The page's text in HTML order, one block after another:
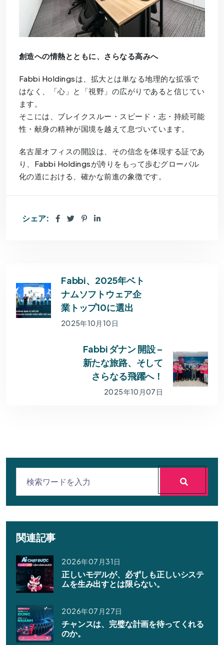
創造への情熱とともに、さらなる高みへ
Fabbi Holdingsは、拡大とは単なる地理的な拡張で
はなく、「心」と「視野」の広がりであると信じてい
ます。
そこには、ブレイクスルー・スピード・志・持続可能
性・献身の精神が国境を越えて息づいています。
名古屋オフィスの開設は、その信念を体現する証であ
り、Fabbi Holdingsが誇りをもって歩むグローバル
化の道における、確かな前進の象徴です。
シェア:
Fabbi、2025年ベト
ナムソフトウェア企
業トップ10に選出
2025年10月10日
Fabbi ダナン 開設 –
新たな旅路、そして
さらなる飛躍へ！
2025年10月07日
関連記事
2026年07月31日
正しいモデルが、必ずしも正しいシステ
ムを生み出すとは限らない。
2026年07月27日
チャンスは、完璧な計画を待ってくれる
のか。